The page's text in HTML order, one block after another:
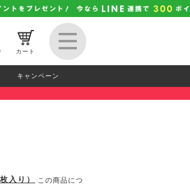
カート
キャンペーン
入り）
この商品につ